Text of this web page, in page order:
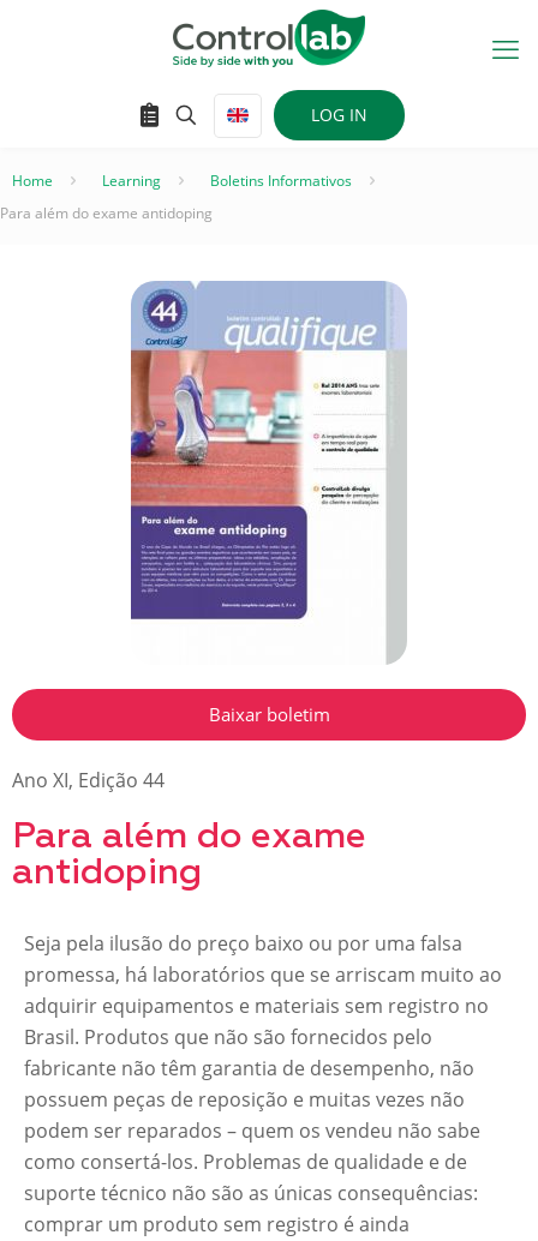
LOG IN
Home Learning Boletins Informativos
Para além do exame antidoping
Baixar boletim
Ano XI, Edição 44
Para além do exame
antidoping
Seja pela ilusão do preço baixo ou por uma falsa
promessa, há laboratórios que se arriscam muito ao
adquirir equipamentos e materiais sem registro no
Brasil. Produtos que não são fornecidos pelo
fabricante não têm garantia de desempenho, não
possuem peças de reposição e muitas vezes não
podem ser reparados – quem os vendeu não sabe
como consertá-los. Problemas de qualidade e de
suporte técnico não são as únicas consequências:
comprar um produto sem registro é ainda